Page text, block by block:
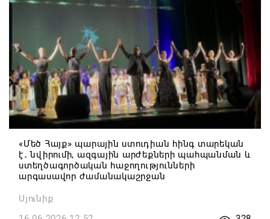
«Մեծ Հայք» պարային ստուդիան հինգ տարեկան
է․ նվիրումի, ազգային արժեքների պահպանման և
ստեղծագործական հաջողությունների
արգասավոր ժամանակաշրջան
Սյունիք